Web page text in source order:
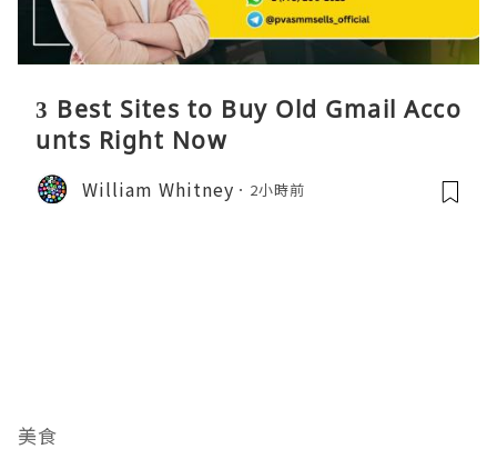
3 Best Sites to Buy Old Gmail Acco
unts Right Now
William Whitney 2小時前
美食